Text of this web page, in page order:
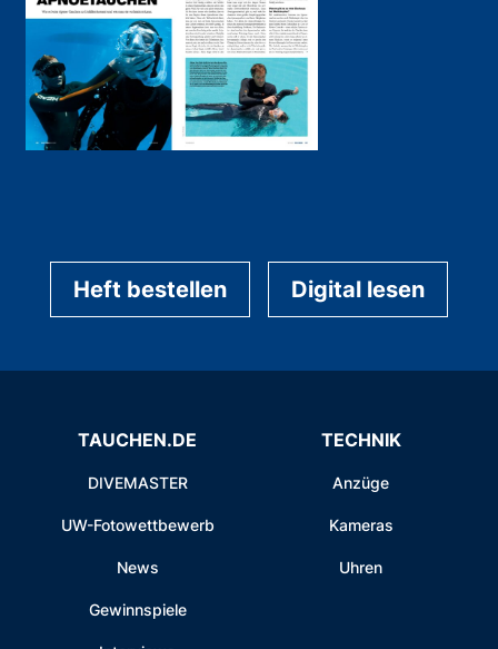
Heft bestellen Digital lesen
TAUCHEN.DE
DIVEMASTER
UW-Fotowettbewerb
News
Gewinnspiele
TECHNIK
Anzüge
Kameras
Uhren